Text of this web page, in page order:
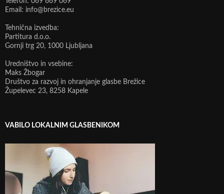
Email: info@brezice.eu
Tehnična izvedba:
Partitura d.o.o.
Gornji trg 20, 1000 Ljubljana
Uredništvo in vsebine:
Maks Žbogar
Društvo za razvoj in ohranjanje glasbe Brežice
Župelevec 23, 8258 Kapele
VABILO LOKALNIM GLASBENIKOM